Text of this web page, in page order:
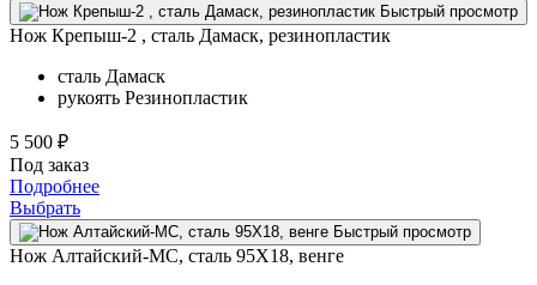
Быстрый просмотр
Нож Крепыш-2 , сталь Дамаск, резинопластик
сталь Дамаск
рукоять Резинопластик
5 500 ₽
Под заказ
Подробнее
Выбрать
Быстрый просмотр
Нож Алтайский-МС, сталь 95Х18, венге